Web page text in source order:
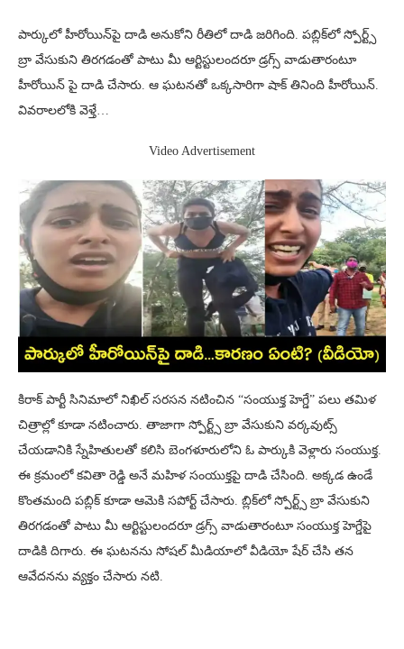
పార్కులో హీరోయిన్‌పై దాడి అనుకోని రీతిలో దాడి జరిగింది. ప‌బ్లిక్‌లో స్పోర్ట్స్
బ్రా వేసుకుని తిర‌గ‌డంతో పాటు మీ ఆర్టిస్టులంద‌రూ డ్ర‌గ్స్ వాడుతారంటూ
హీరోయిన్ పై దాడి చేసారు. ఆ ఘటనతో ఒక్కసారిగా షాక్ తినింది హీరోయిన్.
వివరాలలోకి వెళ్తే…
Video Advertisement
కిరాక్ పార్టీ సినిమాలో నిఖిల్ సరసన నటించిన “సంయుక్త హెగ్డే” ప‌లు త‌మిళ
చిత్రాల్లో కూడా నటించారు. తాజాగా స్పోర్ట్స్ బ్రా వేసుకుని వ‌ర్క‌వుట్స్
చేయ‌డానికి స్నేహితులతో కలిసి బెంగ‌ళూరులోని ఓ పార్కుకి వెళ్లారు సంయుక్త.
ఈ క్రమంలో క‌వితా రెడ్డి అనే మ‌హిళ సంయుక్త‌పై దాడి చేసింది. అక్కడ ఉండే
కొంతమంది పబ్లిక్ కూడా ఆమెకి సపోర్ట్ చేసారు. ‌బ్లిక్‌లో స్పోర్ట్స్ బ్రా వేసుకుని
తిర‌గ‌డంతో పాటు మీ ఆర్టిస్టులంద‌రూ డ్ర‌గ్స్ వాడుతారంటూ సంయుక్త హెగ్డేపై
దాడికి దిగారు. ఈ ఘటనను సోషల్ మీడియాలో వీడియో షేర్ చేసి తన
ఆవేదనను వ్యక్తం చేసారు నటి.